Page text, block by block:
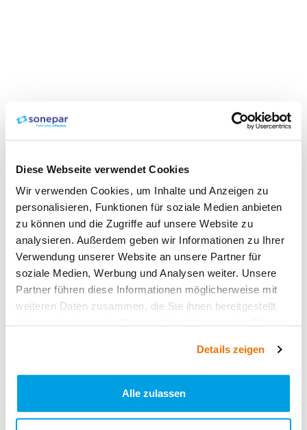
Diese Webseite verwendet Cookies
Wir verwenden Cookies, um Inhalte und Anzeigen zu
personalisieren, Funktionen für soziale Medien anbieten
zu können und die Zugriffe auf unsere Website zu
analysieren. Außerdem geben wir Informationen zu Ihrer
Verwendung unserer Website an unsere Partner für
soziale Medien, Werbung und Analysen weiter. Unsere
Partner führen diese Informationen möglicherweise mit
weiteren Daten zusammen, die Sie ihnen bereitgestellt
Details zeigen
Alle zulassen